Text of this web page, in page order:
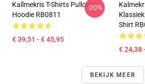
Kallmekris T-Shirts Pullover
Hoodie RB0811
€ 39,51 - € 45,95
-20%
Shirt
€ 24,38
BEKIJK MEER